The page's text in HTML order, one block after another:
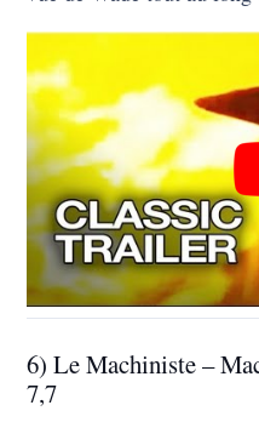
6) Le Machiniste –
7,7